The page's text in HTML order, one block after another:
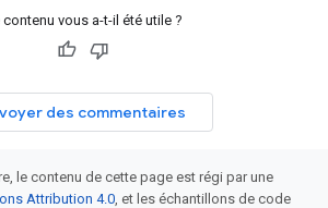
contenu vous a-t-il été utile ?
des commentaires
le contenu de cette page est régi par une
Attribution 4.0, et les échantillons de code